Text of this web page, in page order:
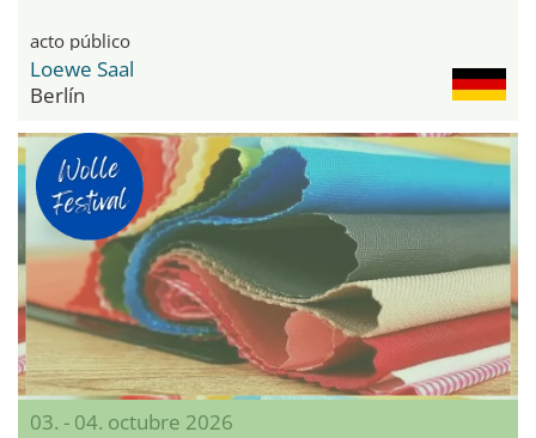
acto público
Loewe Saal
Berlín
03. - 04. octubre 2026